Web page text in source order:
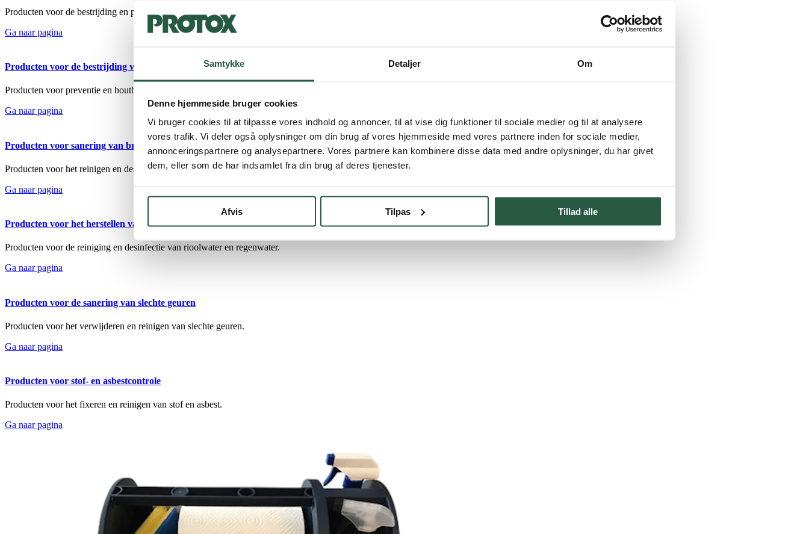
Samtykke Detaljer Om
Denne hjemmeside bruger cookies
Vi bruger cookies til at tilpasse vores indhold og annoncer, til at vise dig funktioner til sociale medier og til at analysere
vores trafik. Vi deler også oplysninger om din brug af vores hjemmeside med vores partnere inden for sociale medier,
annonceringspartnere og analysepartnere. Vores partnere kan kombinere disse data med andre oplysninger, du har givet
dem, eller som de har indsamlet fra din brug af deres tjenester.
Afvis Tilpas Tillad alle
Producten voor de bestrijding en preventie van schimmelaantasting in hout en metselwerk.
Ga naar pagina
Producten voor de bestrijding van insectenschade
Producten voor preventie en houtbescherming tegen insectenplagen in houtwerk.
Ga naar pagina
Producten voor sanering van brandschade
Producten voor het reinigen en desinfecteren van roet, vet en olie.
Ga naar pagina
Producten voor het herstellen van waterschade
Producten voor de reiniging en desinfectie van rioolwater en regenwater.
Ga naar pagina
Producten voor de sanering van slechte geuren
Producten voor het verwijderen en reinigen van slechte geuren.
Ga naar pagina
Producten voor stof- en asbestcontrole
Producten voor het fixeren en reinigen van stof en asbest.
Ga naar pagina